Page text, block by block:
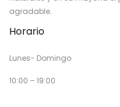
agradable.
Horario
Lunes- Domingo
10:00 – 19:00